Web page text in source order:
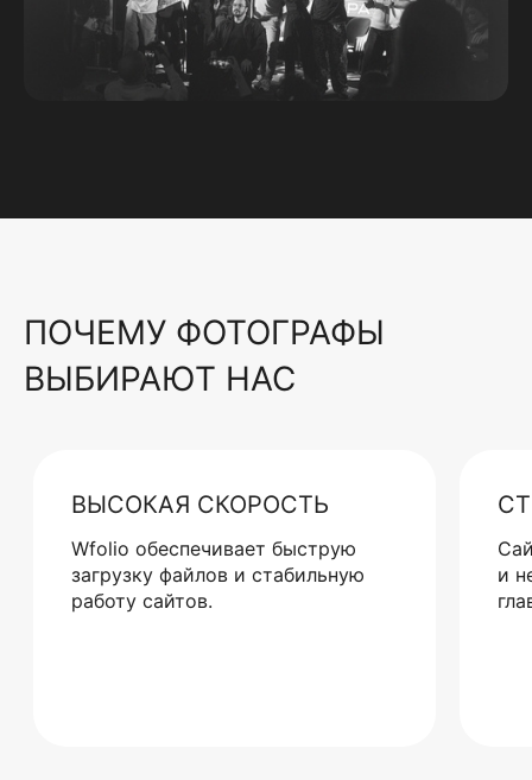
ПОЧЕМУ ФОТОГРАФЫ
ВЫБИРАЮТ НАС
ВЫСОКАЯ СКОРОСТЬ
Wfolio обеспечивает быструю
загрузку файлов и стабильную
работу сайтов.
и